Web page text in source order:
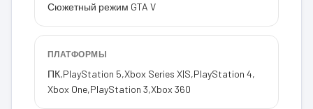
Сюжетный режим GTA V
ПЛАТФОРМЫ
ПК,PlayStation 5,Xbox Series X|S,PlayStation 4,
Xbox One,PlayStation 3,Xbox 360